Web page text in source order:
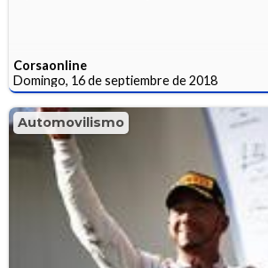
Corsaonline
Domingo, 16 de septiembre de 2018
Automovilismo